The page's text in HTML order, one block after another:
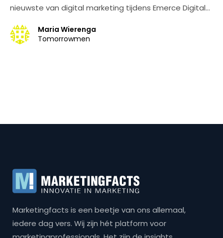
nieuwste van digital marketing tijdens Emerce Digital…
Maria Wierenga
Tomorrowmen
Marketingfacts is een beetje van ons allemaal,
iedere dag vers. Wij zijn hét platform voor